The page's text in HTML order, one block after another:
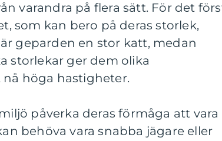
varandra på flera sätt. För det
som kan bero på deras storlek,
geparden en stor katt, medan
storlekar ger dem olika
höga hastigheter.
påverka deras förmåga att vara
behöva vara snabba jägare eller